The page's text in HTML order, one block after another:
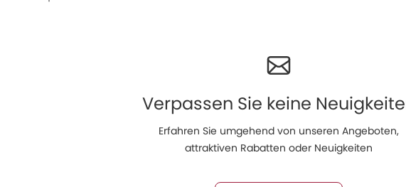
Verpassen Sie keine
Erfahren Sie umgehend von unseren Angeboten,
attraktiven Rabatten oder Neuigkeiten